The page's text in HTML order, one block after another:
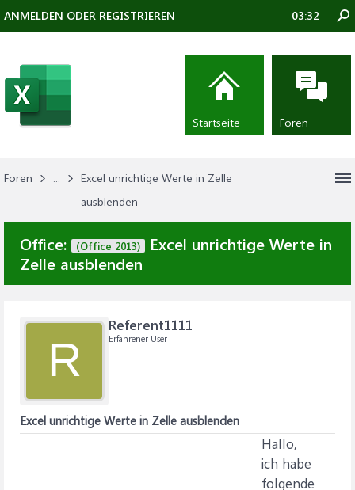
Foren ...
Excel unrichtige Werte in Zelle
ausblenden
Office: (Office 2013)
Excel unrichtige Werte in
Zelle ausblenden
R
Referent1111
Erfahrener User
Excel unrichtige Werte in Zelle ausblenden
Hallo,
ich habe
folgende
ANMELDEN ODER REGISTRIEREN 03:32
Startseite Foren